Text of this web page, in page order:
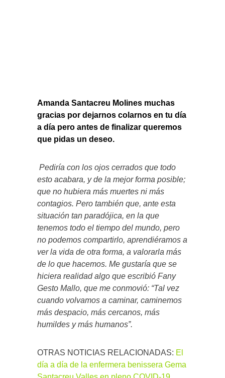
Amanda Santacreu Molines muchas
gracias por dejarnos colarnos en tu día
a día pero antes de finalizar queremos
que pidas un deseo.
Pediría con los ojos cerrados que todo
esto acabara, y de la mejor forma posible;
que no hubiera más muertes ni más
contagios. Pero también que, ante esta
situación tan paradójica, en la que
tenemos todo el tiempo del mundo, pero
no podemos compartirlo, aprendiéramos a
ver la vida de otra forma, a valorarla más
de lo que hacemos. Me gustaría que se
hiciera realidad algo que escribió Fany
Gesto Mallo, que me conmovió: “Tal vez
cuando volvamos a caminar, caminemos
más despacio, más cercanos, más
humildes y más humanos”.
OTRAS NOTICIAS RELACIONADAS: El
día a día de la enfermera benissera Gema